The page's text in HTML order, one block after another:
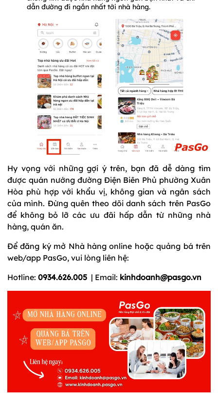
dẫn đường đi ngắn nhất tới nhà hàng.
Hy vọng với những gợi ý trên, bạn đã dễ dàng tìm
được quán nướng đường Điện Biên Phủ phường Xuân
Hòa phù hợp với khẩu vị, không gian và ngân sách
của mình. Đừng quên theo dõi danh sách trên PasGo
để không bỏ lỡ các ưu đãi hấp dẫn từ những nhà
hàng, quán ăn.
Để đăng ký mở Nhà hàng online hoặc quảng bá trên
web/app PasGo, vui lòng liên hệ:
Hotline: 0934.626.005 | Email: kinhdoanh@pasgo.vn